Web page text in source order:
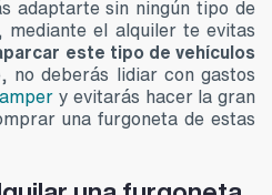
adaptarte sin ningún tipo de
el alquiler te evitas
este tipo de vehículos
no deberás lidiar con gastos
y evitarás hacer la gran
una furgoneta de estas